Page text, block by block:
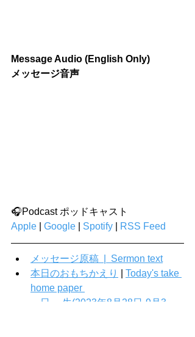
Message Audio (English Only)
メッセージ音声
🎧Podcast ポッドキャスト
Apple
Google Spotify RSS Feed
メッセージ原稿  |  Sermon text
本日のおもちかえり
Today's take
home paper
一日一 生(2023年8月28日-9月3